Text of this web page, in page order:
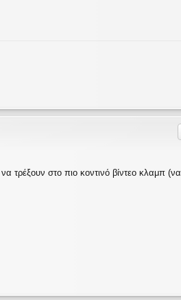
στο πιο κοντινό βίντεο κλαμπ (να